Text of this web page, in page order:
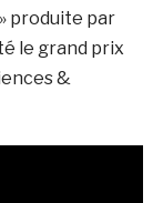
produite par
le grand prix
&